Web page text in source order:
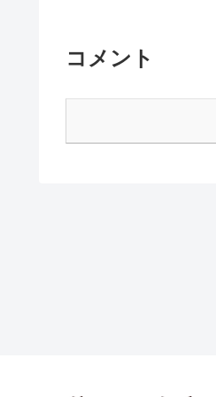
コメント